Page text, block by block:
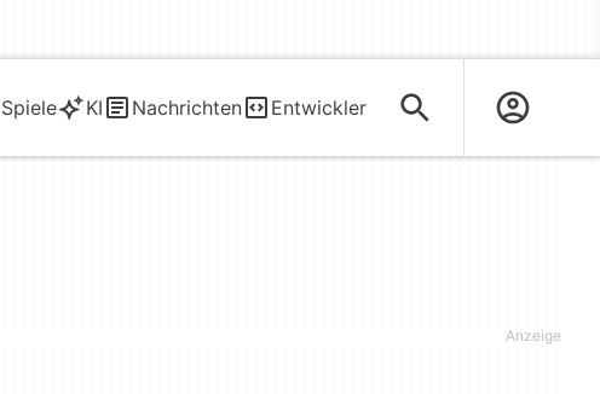
Spiele KI Nachrichten Entwickler